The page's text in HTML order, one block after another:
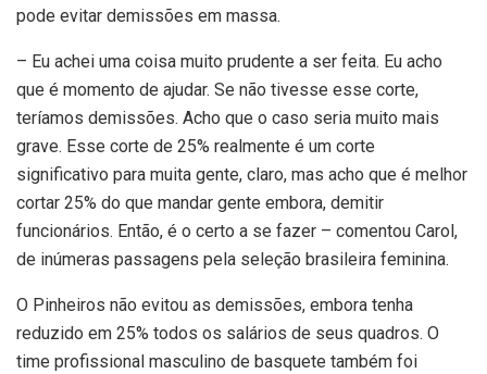
pode evitar demissões em massa.
– Eu achei uma coisa muito prudente a ser feita. Eu acho
que é momento de ajudar. Se não tivesse esse corte,
teríamos demissões. Acho que o caso seria muito mais
grave. Esse corte de 25% realmente é um corte
significativo para muita gente, claro, mas acho que é melhor
cortar 25% do que mandar gente embora, demitir
funcionários. Então, é o certo a se fazer – comentou Carol,
de inúmeras passagens pela seleção brasileira feminina.
O Pinheiros não evitou as demissões, embora tenha
reduzido em 25% todos os salários de seus quadros. O
time profissional masculino de basquete também foi